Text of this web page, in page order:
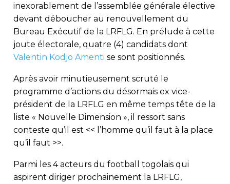
inexorablement de l’assemblée générale élective
devant déboucher au renouvellement du
Bureau Exécutif de la LRFLG. En prélude à cette
joute électorale, quatre (4) candidats dont
Valentin Kodjo Amenti se sont positionnés.
Après avoir minutieusement scruté le
programme d’actions du désormais ex vice-
président de la LRFLG en même temps tête de la
liste « Nouvelle Dimension », il ressort sans
conteste qu’il est << l’homme qu’il faut à la place
qu’il faut >>.
Parmi les 4 acteurs du football togolais qui
aspirent diriger prochainement la LRFLG,